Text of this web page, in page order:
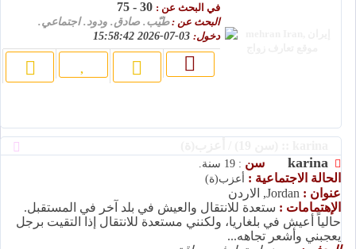
في البحث عن :
البحث عن :طيّب. صادق. ودود. اجتماعي.
دخول:
karina سن : 19 سنة.
الحالة الاجتماعية : أعزب(ة)
عنوان : Jordan, الاردن
الإهتمامات : ستعدة للانتقال والعيش في بلد آخر في المستقبل.
حالياً أعيش في بلغاريا، ولكنني مستعدة للانتقال إذا التقيت برجل
يعجبني وأشعر تجاهه...